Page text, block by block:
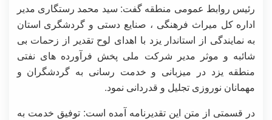
رئیس روابط عمومی منطقه گفت: سید محمد رستگاری مدیر
اداره کل میراث فرهنگی ، صنایع دستی و گردشگری استان
به نمایندگی از استاندار یزد با اهدای لوح تقدیر از زحمات بی
شائبه و موثر مدیر شرکت ملی پخش فرآورده های نفتی
منطقه یزد در میزبانی و خدمت رسانی به گردشگران و
مهمانان نوروزی تجلیل و قدردانی نمود.
در قسمتی از متن این تقدیرنامه آمده است: توفیق خدمت به